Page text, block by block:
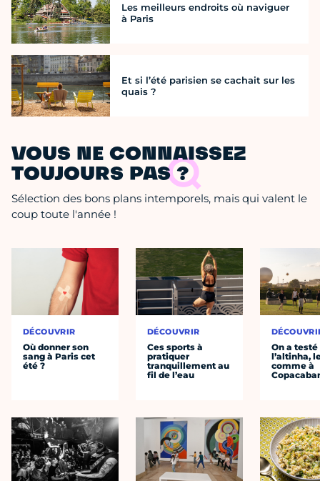
Les meilleurs endroits où naviguer
à Paris
Et si l’été parisien se cachait sur les
quais ?
VOUS NE CONNAISSEZ
TOUJOURS PAS ?
Sélection des bons plans intemporels, mais qui valent le
coup toute l'année !
DÉCOUVRIR
Où donner son
sang à Paris cet
été ?
DÉCOUVRIR
Ces sports à
pratiquer
tranquillement au
fil de l’eau
On a testé
l’altinha,
comme à